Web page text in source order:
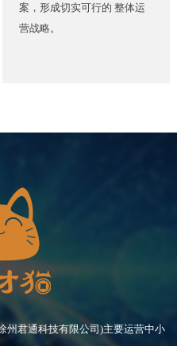
案，形成切实可行的 整体运
营战略。
君通科技有限公司)主要运营中小